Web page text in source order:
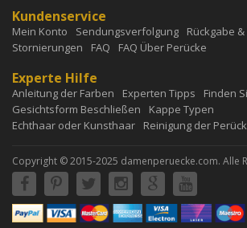
Kundenservice
Mein Konto Sendungsverfolgung
Rückgabe
Stornierungen
FAQ FAQ Über Perücke
Experte Hilfe
Anleitung der Farben Experten Tipps
Finden
Gesichtsform Beschließen
Kappe Typen
Echthaar oder Kunsthaar
Reinigung der
Copyright © 2015-2025 damenperuecke.com. Alle